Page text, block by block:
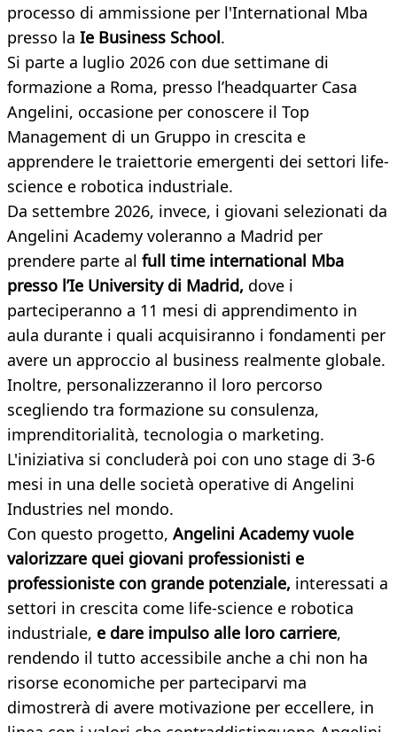
processo di ammissione per l'International Mba
presso la Ie Business School.
Si parte a luglio 2026 con due settimane di
formazione a Roma, presso l’headquarter Casa
Angelini, occasione per conoscere il Top
Management di un Gruppo in crescita e
apprendere le traiettorie emergenti dei settori life-
science e robotica industriale.
Da settembre 2026, invece, i giovani selezionati da
Angelini Academy voleranno a Madrid per
prendere parte al full time international Mba
presso l’Ie University di Madrid, dove i
parteciperanno a 11 mesi di apprendimento in
aula durante i quali acquisiranno i fondamenti per
avere un approccio al business realmente globale.
Inoltre, personalizzeranno il loro percorso
scegliendo tra formazione su consulenza,
imprenditorialità, tecnologia o marketing.
L'iniziativa si concluderà poi con uno stage di 3-6
mesi in una delle società operative di Angelini
Industries nel mondo.
Con questo progetto, Angelini Academy vuole
valorizzare quei giovani professionisti e
professioniste con grande potenziale, interessati a
settori in crescita come life-science e robotica
industriale, e dare impulso alle loro carriere,
rendendo il tutto accessibile anche a chi non ha
risorse economiche per parteciparvi ma
dimostrerà di avere motivazione per eccellere, in